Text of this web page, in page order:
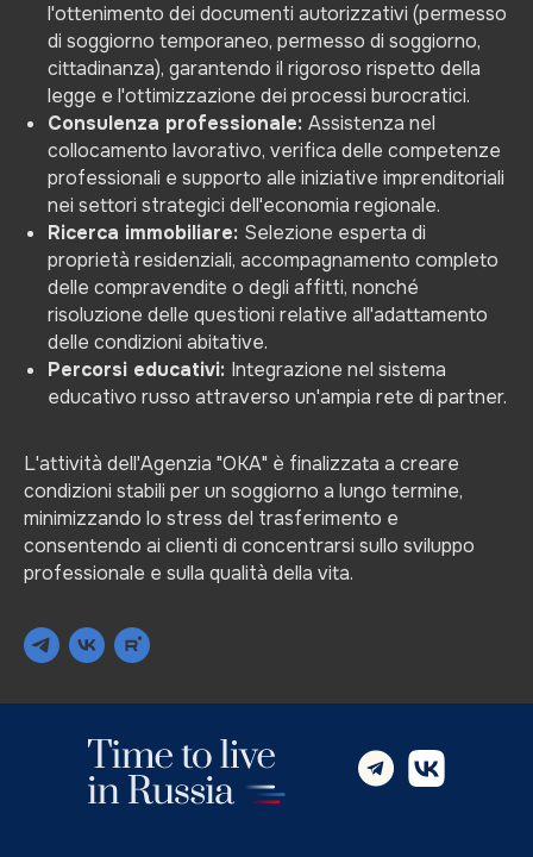
l'ottenimento dei documenti autorizzativi (permesso
di soggiorno temporaneo, permesso di soggiorno,
cittadinanza), garantendo il rigoroso rispetto della
legge e l'ottimizzazione dei processi burocratici.
Consulenza professionale: Assistenza nel
collocamento lavorativo, verifica delle competenze
professionali e supporto alle iniziative imprenditoriali
nei settori strategici dell'economia regionale.
Ricerca immobiliare: Selezione esperta di
proprietà residenziali, accompagnamento completo
delle compravendite o degli affitti, nonché
risoluzione delle questioni relative all'adattamento
delle condizioni abitative.
Percorsi educativi: Integrazione nel sistema
educativo russo attraverso un'ampia rete di partner.
L'attività dell'Agenzia "OKA" è finalizzata a creare
condizioni stabili per un soggiorno a lungo termine,
minimizzando lo stress del trasferimento e
consentendo ai clienti di concentrarsi sullo sviluppo
professionale e sulla qualità della vita.